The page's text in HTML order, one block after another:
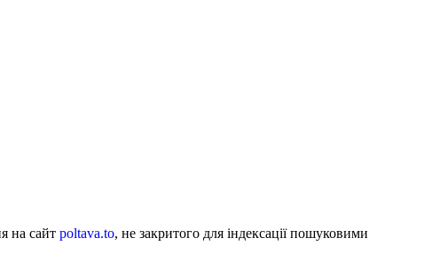
на сайт poltava.to, не закритого для індексації пошуковими